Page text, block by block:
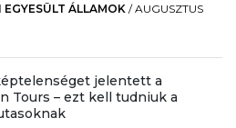
EGYESÜLT ÁLLAMOK /AUGUSZTUS
jelentett a
Tours – ezt kell tudniuk a